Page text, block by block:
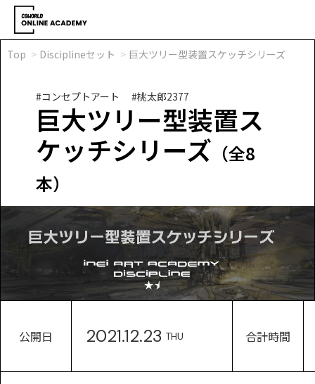
Top Disciplineセット 巨大ツリー型装置スケッチシリーズ
#コンセプトアート #桃太郎2377
巨大ツリー型装置ス
ケッチシリーズ （全8
本）
公開日 2021.12.23 THU 合計時間